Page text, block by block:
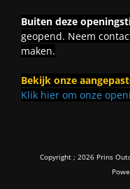
Buiten deze
geopend. Neem
maken.
Bekijk onze
Klik hier om onze
Copyright ; 2026 Prins